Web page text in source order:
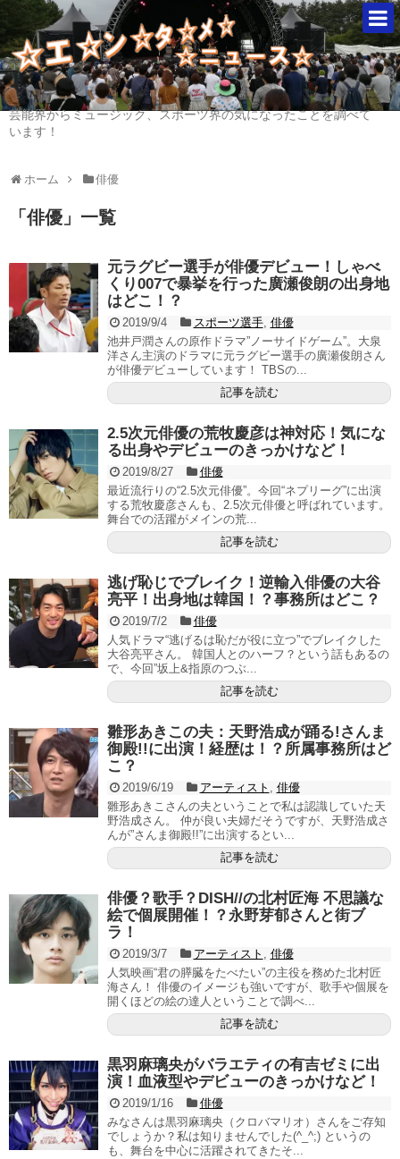
芸能界からミュージック、スポーツ界の気になったことを調べて
います！
ホーム 俳優
「 俳優 」 一覧
元ラグビー選手が俳優デビュー！しゃべ
くり007で暴挙を行った廣瀬俊朗の出身地
はどこ！？
2019/9/4 スポーツ選手, 俳優
池井戸潤さんの原作ドラマ”ノーサイドゲーム”。大泉
洋さん主演のドラマに元ラグビー選手の廣瀬俊朗さん
が俳優デビューしています！ TBSの...
記事を読む
2.5次元俳優の荒牧慶彦は神対応！気にな
る出身やデビューのきっかけなど！
2019/8/27
俳優
最近流行りの“2.5次元俳優”。今回“ネプリーグ”に出演
する荒牧慶彦さんも、2.5次元俳優と呼ばれています。
舞台での活躍がメインの荒...
記事を読む
逃げ恥じでブレイク！逆輸入俳優の大谷
亮平！出身地は韓国！？事務所はどこ？
2019/7/2
俳優
人気ドラマ“逃げるは恥だが役に立つ”でブレイクした
大谷亮平さん。 韓国人とのハーフ？という話もあるの
で、今回”坂上&指原のつぶ...
記事を読む
雛形あきこの夫：天野浩成が踊る!さんま
御殿!!に出演！経歴は！？所属事務所はど
こ？
2019/6/19 アーティスト , 俳優
雛形あきこさんの夫ということで私は認識していた天
野浩成さん。 仲が良い夫婦だそうですが、天野浩成さ
んが”さんま御殿!!”に出演するとい...
記事を読む
俳優？歌手？DISH//の北村匠海 不思議な
絵で個展開催！？永野芽郁さんと街ブ
ラ！
2019/3/7 アーティスト , 俳優
人気映画“君の膵臓をたべたい”の主役を務めた北村匠
海さん！ 俳優のイメージも強いですが、歌手や個展を
開くほどの絵の達人ということで調べ...
記事を読む
黒羽麻璃央がバラエティの有吉ゼミに出
演！血液型やデビューのきっかけなど！
2019/1/16
俳優
みなさんは黒羽麻璃央（クロバマリオ）さんをご存知
でしょうか？私は知りませんでした(^_^;) というの
も、舞台を中心に活躍されてきたそ...